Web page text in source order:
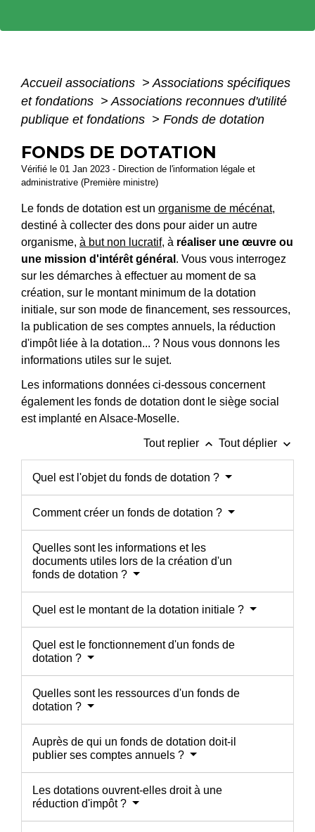
Accueil associations > Associations spécifiques
et fondations > Associations reconnues d'utilité
publique et fondations > Fonds de dotation
FONDS DE DOTATION
Vérifié le 01 Jan 2023 - Direction de l'information légale et
administrative (Première ministre)
Le fonds de dotation est un organisme de mécénat,
destiné à collecter des dons pour aider un autre
organisme, à but non lucratif, à réaliser une œuvre ou
une mission d'intérêt général . Vous vous interrogez
sur les démarches à effectuer au moment de sa
création, sur le montant minimum de la dotation
initiale, sur son mode de financement, ses ressources,
la publication de ses comptes annuels, la réduction
d'impôt liée à la dotation... ? Nous vous donnons les
informations utiles sur le sujet.
Les informations données ci-dessous concernent
également les fonds de dotation dont le siège social
est implanté en Alsace-Moselle.
Tout replier keyboard_arrow_up Tout déplier keyboard_arrow_down
Quel est l'objet du fonds de dotation ?
Comment créer un fonds de dotation ?
Quelles sont les informations et les
documents utiles lors de la création d'un
fonds de dotation ?
Quel est le montant de la dotation initiale ?
Quel est le fonctionnement d'un fonds de
dotation ?
Quelles sont les ressources d'un fonds de
dotation ?
Auprès de qui un fonds de dotation doit-il
publier ses comptes annuels ?
Les dotations ouvrent-elles droit à une
réduction d'impôt ?